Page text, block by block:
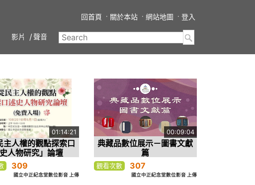
回首頁 關於本站 網站地圖 登入
影片 聲音
01:14:21
主人權的觀點探索口
人物研究」論壇
309
國立中正紀念堂數位影音 上傳
00:09:04
典藏品數位展示－圖書文獻
篇
觀看次數 307
國立中正紀念堂數位影音 上傳